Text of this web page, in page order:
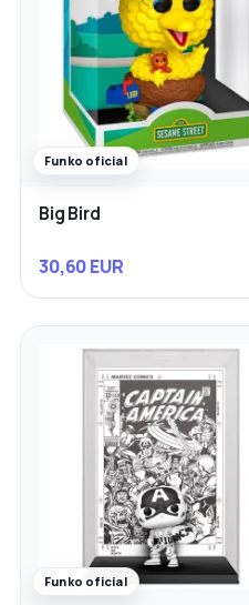
Funko oficial
Big Bird
30,60 EUR
Funko oficial